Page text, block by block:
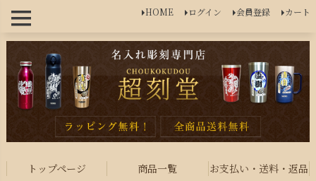
HOME ログイン 会員登録 カート
トップページ 商品一覧
お支払い・送料・返品